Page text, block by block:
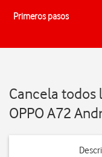
Primeros pasos
Cancela todos
OPPO A72